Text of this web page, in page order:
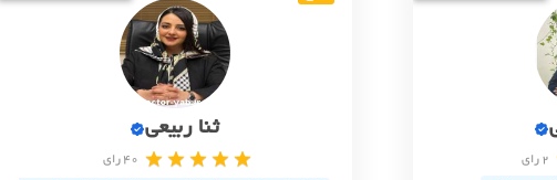
2 رای
ثنا ربیعی
40 رای